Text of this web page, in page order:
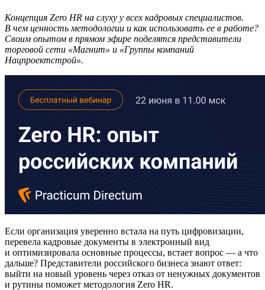
Концепция Zero HR на слуху у всех кадровых специалистов.
В чем ценность методологии и как использовать ее в работе?
Своим опытом в прямом эфире поделятся представители
торговой сети «Магнит» и «Группы компаний
Нацпроектстрой».
Если организация уверенно встала на путь цифровизации,
перевела кадровые документы в электронный вид
и оптимизировала основные процессы, встает вопрос — а что
дальше? Представители российского бизнеса знают ответ:
выйти на новый уровень через отказ от ненужных документов
и рутины поможет методология Zero HR.